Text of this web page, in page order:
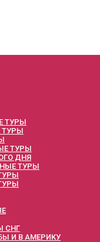
ТУРЫ
ТУРЫ
ТУРЫ
ДНЯ
ТУРЫ
СНГ
И В АМЕРИКУ